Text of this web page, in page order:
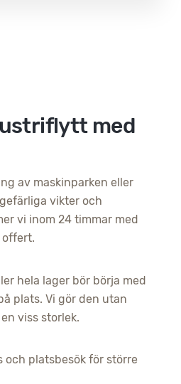
med
av maskinparken eller
vikter och
vi inom 24 timmar med
offert.
hela lager bör börja med
plats. Vi gör den utan
viss storlek.
och platsbesök för större